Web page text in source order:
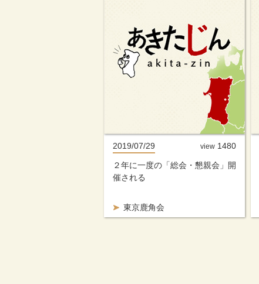
2019/07/29
東京鹿角会
２年に一度の「総会・懇親会」開
催される
view 1480